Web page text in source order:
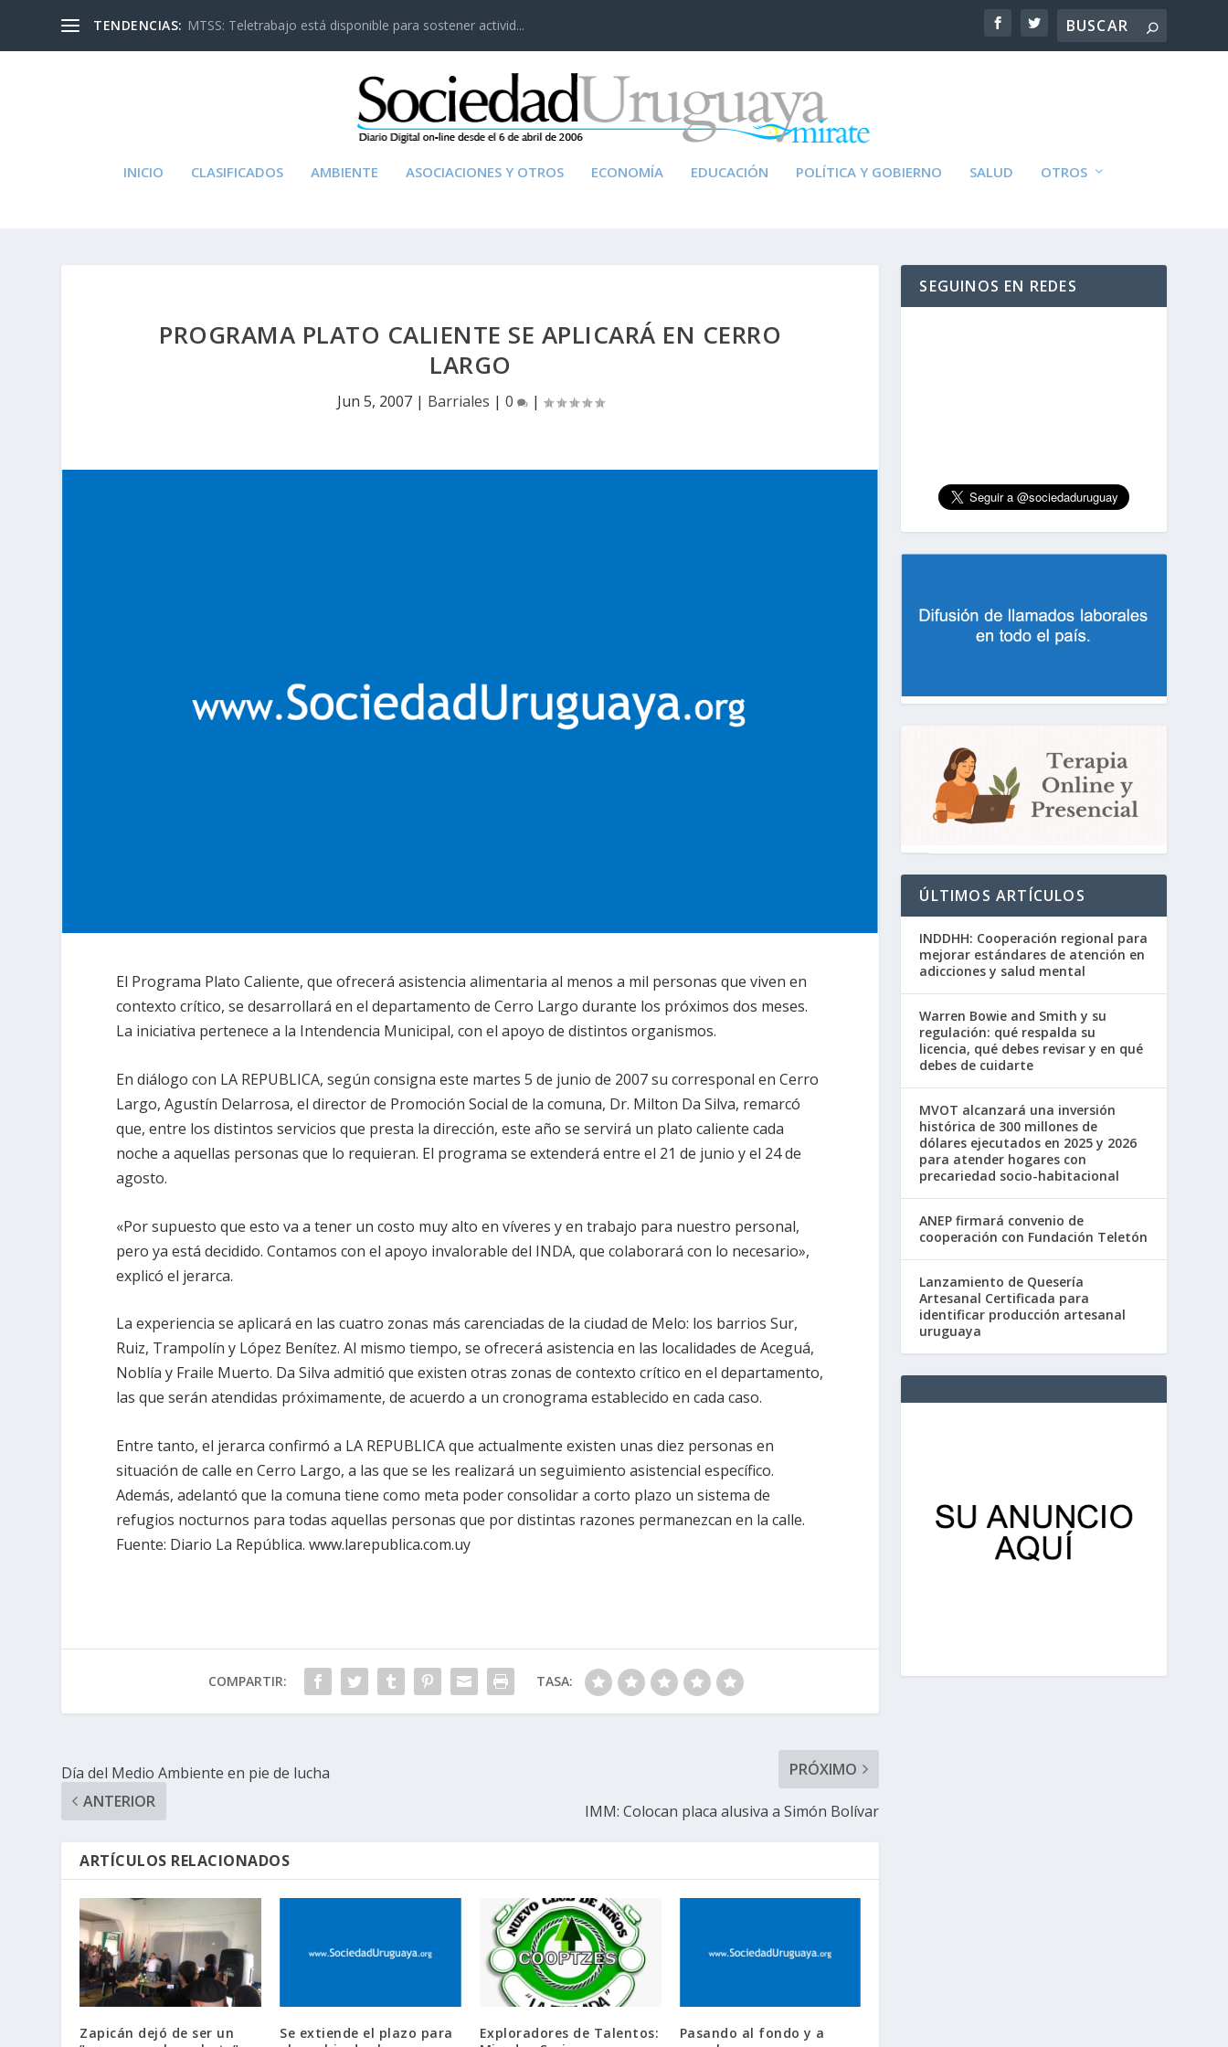
TENDENCIAS: MTSS: Teletrabajo está disponible para sostener activid...
INICIO CLASIFICADOS AMBIENTE ASOCIACIONES Y OTROS ECONOMÍA EDUCACIÓN POLÍTICA Y GOBIERNO SALUD OTROS
PROGRAMA PLATO CALIENTE SE APLICARÁ EN CERRO
LARGO
Jun 5, 2007| Barriales | 0 |
El Programa Plato Caliente, que ofrecerá asistencia alimentaria al menos a mil personas que viven en
contexto crítico, se desarrollará en el departamento de Cerro Largo durante los próximos dos meses.
La iniciativa pertenece a la Intendencia Municipal, con el apoyo de distintos organismos.
En diálogo con LA REPUBLICA, según consigna este martes 5 de junio de 2007 su corresponal en Cerro
Largo, Agustín Delarrosa, el director de Promoción Social de la comuna, Dr. Milton Da Silva, remarcó
que, entre los distintos servicios que presta la dirección, este año se servirá un plato caliente cada
noche a aquellas personas que lo requieran. El programa se extenderá entre el 21 de junio y el 24 de
agosto.
«Por supuesto que esto va a tener un costo muy alto en víveres y en trabajo para nuestro personal,
pero ya está decidido. Contamos con el apoyo invalorable del INDA, que colaborará con lo necesario»,
explicó el jerarca.
La experiencia se aplicará en las cuatro zonas más carenciadas de la ciudad de Melo: los barrios Sur,
Ruiz, Trampolín y López Benítez. Al mismo tiempo, se ofrecerá asistencia en las localidades de Aceguá,
Noblía y Fraile Muerto. Da Silva admitió que existen otras zonas de contexto crítico en el departamento,
las que serán atendidas próximamente, de acuerdo a un cronograma establecido en cada caso.
Entre tanto, el jerarca confirmó a LA REPUBLICAque actualmente existen unas diez personas en
situación de calle en Cerro Largo, a las que se les realizará un seguimiento asistencial específico.
Además, adelantó que la comuna tiene como meta poder consolidar a corto plazo un sistema de
refugios nocturnos para todas aquellas personas que por distintas razones permanezcan en la calle.
Fuente: Diario La República. www.larepublica.com.uy
COMPARTIR: TASA:
Día del Medio Ambiente en pie de lucha
ANTERIOR
PRÓXIMO
IMM: Colocan placa alusiva a Simón Bolívar
ARTÍCULOS RELACIONADOS
Zapicán dejó de ser un
Se extiende el plazo para
Exploradores de Talentos:
Pasando al fondo y a
SEGUINOS EN REDES
ÚLTIMOS ARTÍCULOS
INDDHH: Cooperación regional para
mejorar estándares de atención en
adicciones y salud mental
Warren Bowie and Smith y su
regulación: qué respalda su
licencia, qué debes revisar y en qué
debes de cuidarte
MVOT alcanzará una inversión
histórica de 300 millones de
dólares ejecutados en 2025 y 2026
para atender hogares con
precariedad socio-habitacional
ANEP firmará convenio de
cooperación con Fundación Teletón
Lanzamiento de Quesería
Artesanal Certificada para
identificar producción artesanal
uruguaya